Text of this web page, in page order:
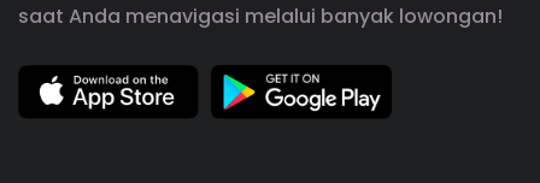
saat Anda menavigasi melalui banyak lowongan!